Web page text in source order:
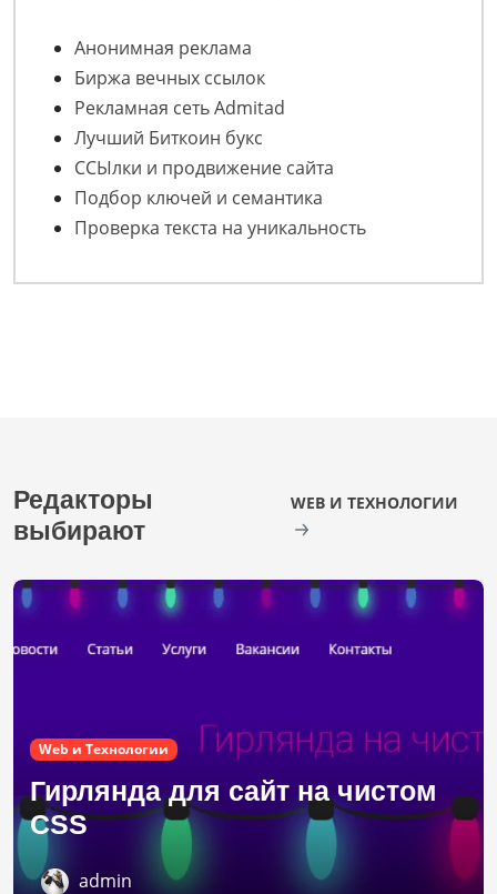
Анонимная реклама
Биржа вечных ссылок
Рекламная сеть Admitad
Лучший Биткоин букс
ССЫлки и продвижение сайта
Подбор ключей и семантика
Проверка текста на уникальность
Редакторы
выбирают
WEB И ТЕХНОЛОГИИ
Web и Технологии
Гирлянда для сайт на чистом
CSS
admin